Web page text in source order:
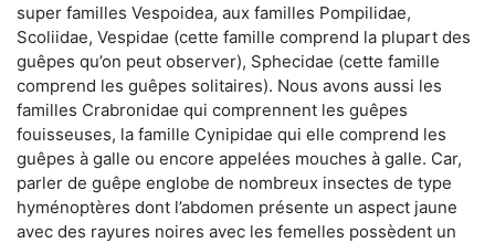
super familles Vespoidea, aux familles Pompilidae,
Scoliidae, Vespidae (cette famille comprend la plupart des
guêpes qu’on peut observer), Sphecidae (cette famille
comprend les guêpes solitaires). Nous avons aussi les
familles Crabronidae qui comprennent les guêpes
fouisseuses, la famille Cynipidae qui elle comprend les
guêpes à galle ou encore appelées mouches à galle. Car,
parler de guêpe englobe de nombreux insectes de type
hyménoptères dont l’abdomen présente un aspect jaune
avec des rayures noires avec les femelles possèdent un